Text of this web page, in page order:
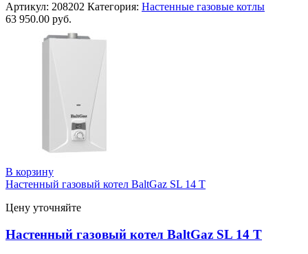
Артикул: 208202 Категория: Настенные газовые котлы
63 950.00 руб.
В корзину
Настенный газовый котел BaltGaz SL 14 Т
Цену уточняйте
Настенный газовый котел BaltGaz SL 14 Т